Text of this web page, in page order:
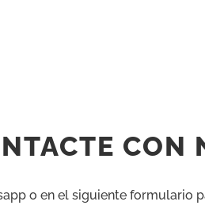
CON
o en el siguiente